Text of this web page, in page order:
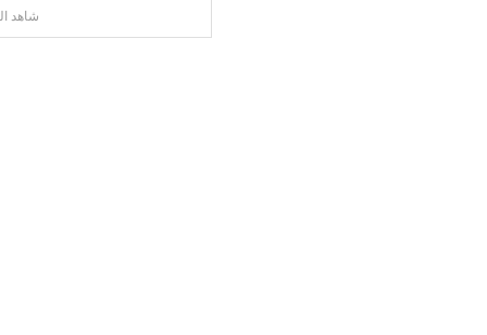
شاهد